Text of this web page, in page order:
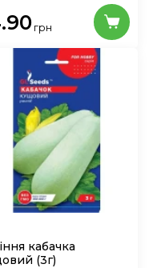
грн
кабачка
(3г)